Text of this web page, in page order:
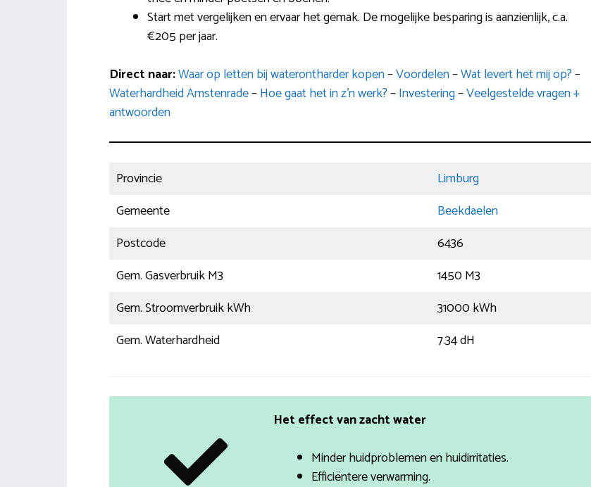
Start met vergelijken en ervaar het gemak. De mogelijke besparing is aanzienlijk, c.a.
€205 per jaar.
Direct naar:Waar op letten bij waterontharder kopen–Voordelen–Wat levert het mij op?–
Waterhardheid Amstenrade–Hoe gaat het in z’n werk?–Investering–Veelgestelde vragen +
antwoorden
Provincie
Limburg
Gemeente
Beekdaelen
Postcode
6436
Gem. Gasverbruik M3
1450 M3
Gem. Stroomverbruik kWh
31000 kWh
Gem. Waterhardheid
7.34 dH
Het effect van zacht water
Minder huidproblemen en huidirritaties.
Efficiëntere verwarming.